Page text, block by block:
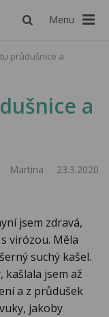
Menu
průdušnice a
a
Martina 23.3.2020
jsem zdravá,
virózou. Měla
suchý kašel.
kašlala jsem až
a z průdušek
jakoby